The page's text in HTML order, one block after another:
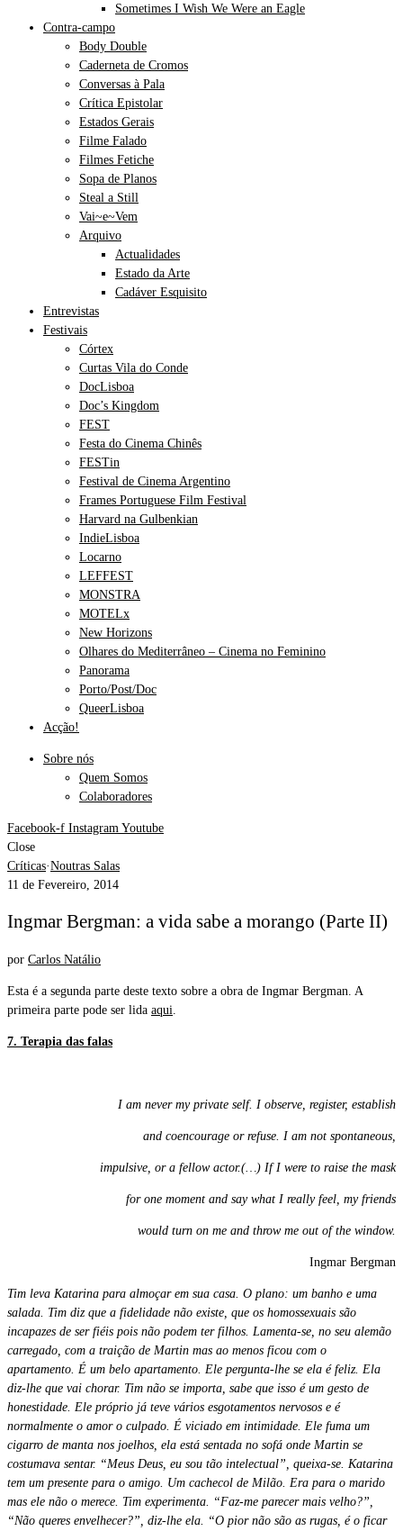
Sometimes I Wish We Were an Eagle
Contra-campo
Body Double
Caderneta de Cromos
Conversas à Pala
Crítica Epistolar
Estados Gerais
Filme Falado
Filmes Fetiche
Sopa de Planos
Steal a Still
Vai~e~Vem
Arquivo
Actualidades
Estado da Arte
Cadáver Esquisito
Entrevistas
Festivais
Córtex
Curtas Vila do Conde
DocLisboa
Doc’s Kingdom
FEST
Festa do Cinema Chinês
FESTin
Festival de Cinema Argentino
Frames Portuguese Film Festival
Harvard na Gulbenkian
IndieLisboa
Locarno
LEFFEST
MONSTRA
MOTELx
New Horizons
Olhares do Mediterrâneo – Cinema no Feminino
Panorama
Porto/Post/Doc
QueerLisboa
Acção!
Sobre nós
Quem Somos
Colaboradores
Facebook-f Instagram Youtube
Close
Críticas·Noutras Salas
11 de Fevereiro, 2014
Ingmar Bergman: a vida sabe a morango (Parte II)
por Carlos Natálio
Esta é a segunda parte deste texto sobre a obra de Ingmar Bergman. A
primeira parte pode ser lida aqui
7. Terapia das falas
I am never my private self. I observe, register, establish
and coencourage or refuse. I am not spontaneous,
impulsive, or a fellow actor.(…) If I were to raise the mask
for one moment and say what I really feel, my friends
would turn on me and throw me out of the window.
Ingmar Bergman
Tim leva Katarina para almoçar em sua casa. O plano: um banho e uma
salada. Tim diz que a fidelidade não existe, que os homossexuais são
incapazes de ser fiéis pois não podem ter filhos. Lamenta-se, no seu alemão
carregado, com a traição de Martin mas ao menos ficou com o
apartamento. É um belo apartamento. Ele pergunta-lhe se ela é feliz. Ela
diz-lhe que vai chorar. Tim não se importa, sabe que isso é um gesto de
honestidade. Ele próprio já teve vários esgotamentos nervosos e é
normalmente o amor o culpado. É viciado em intimidade. Ele fuma um
cigarro de manta nos joelhos, ela está sentada no sofá onde Martin se
costumava sentar. “Meus Deus, eu sou tão intelectual”, queixa-se. Katarina
tem um presente para o amigo. Um cachecol de Milão. Era para o marido
mas ele não o merece. Tim experimenta. “Faz-me parecer mais velho?”,
“Não queres envelhecer?”, diz-lhe ela. “O pior não são as rugas, é o ficar